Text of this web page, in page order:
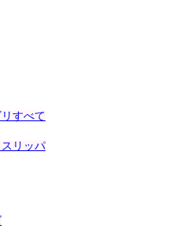
すべて
リッパ